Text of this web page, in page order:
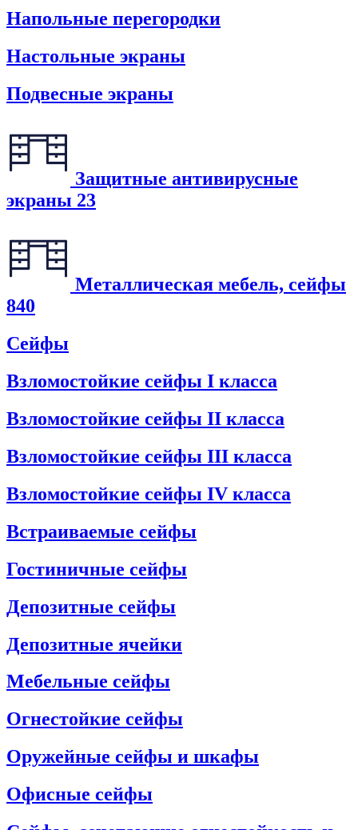
Напольные перегородки
Настольные экраны
Подвесные экраны
Защитные антивирусные
экраны 23
Металлическая мебель, сейфы
840
Сейфы
Взломостойкие сейфы I класса
Взломостойкие сейфы II класса
Взломостойкие сейфы III класса
Взломостойкие сейфы IV класса
Встраиваемые сейфы
Гостиничные сейфы
Депозитные сейфы
Депозитные ячейки
Мебельные сейфы
Огнестойкие сейфы
Оружейные сейфы и шкафы
Офисные сейфы